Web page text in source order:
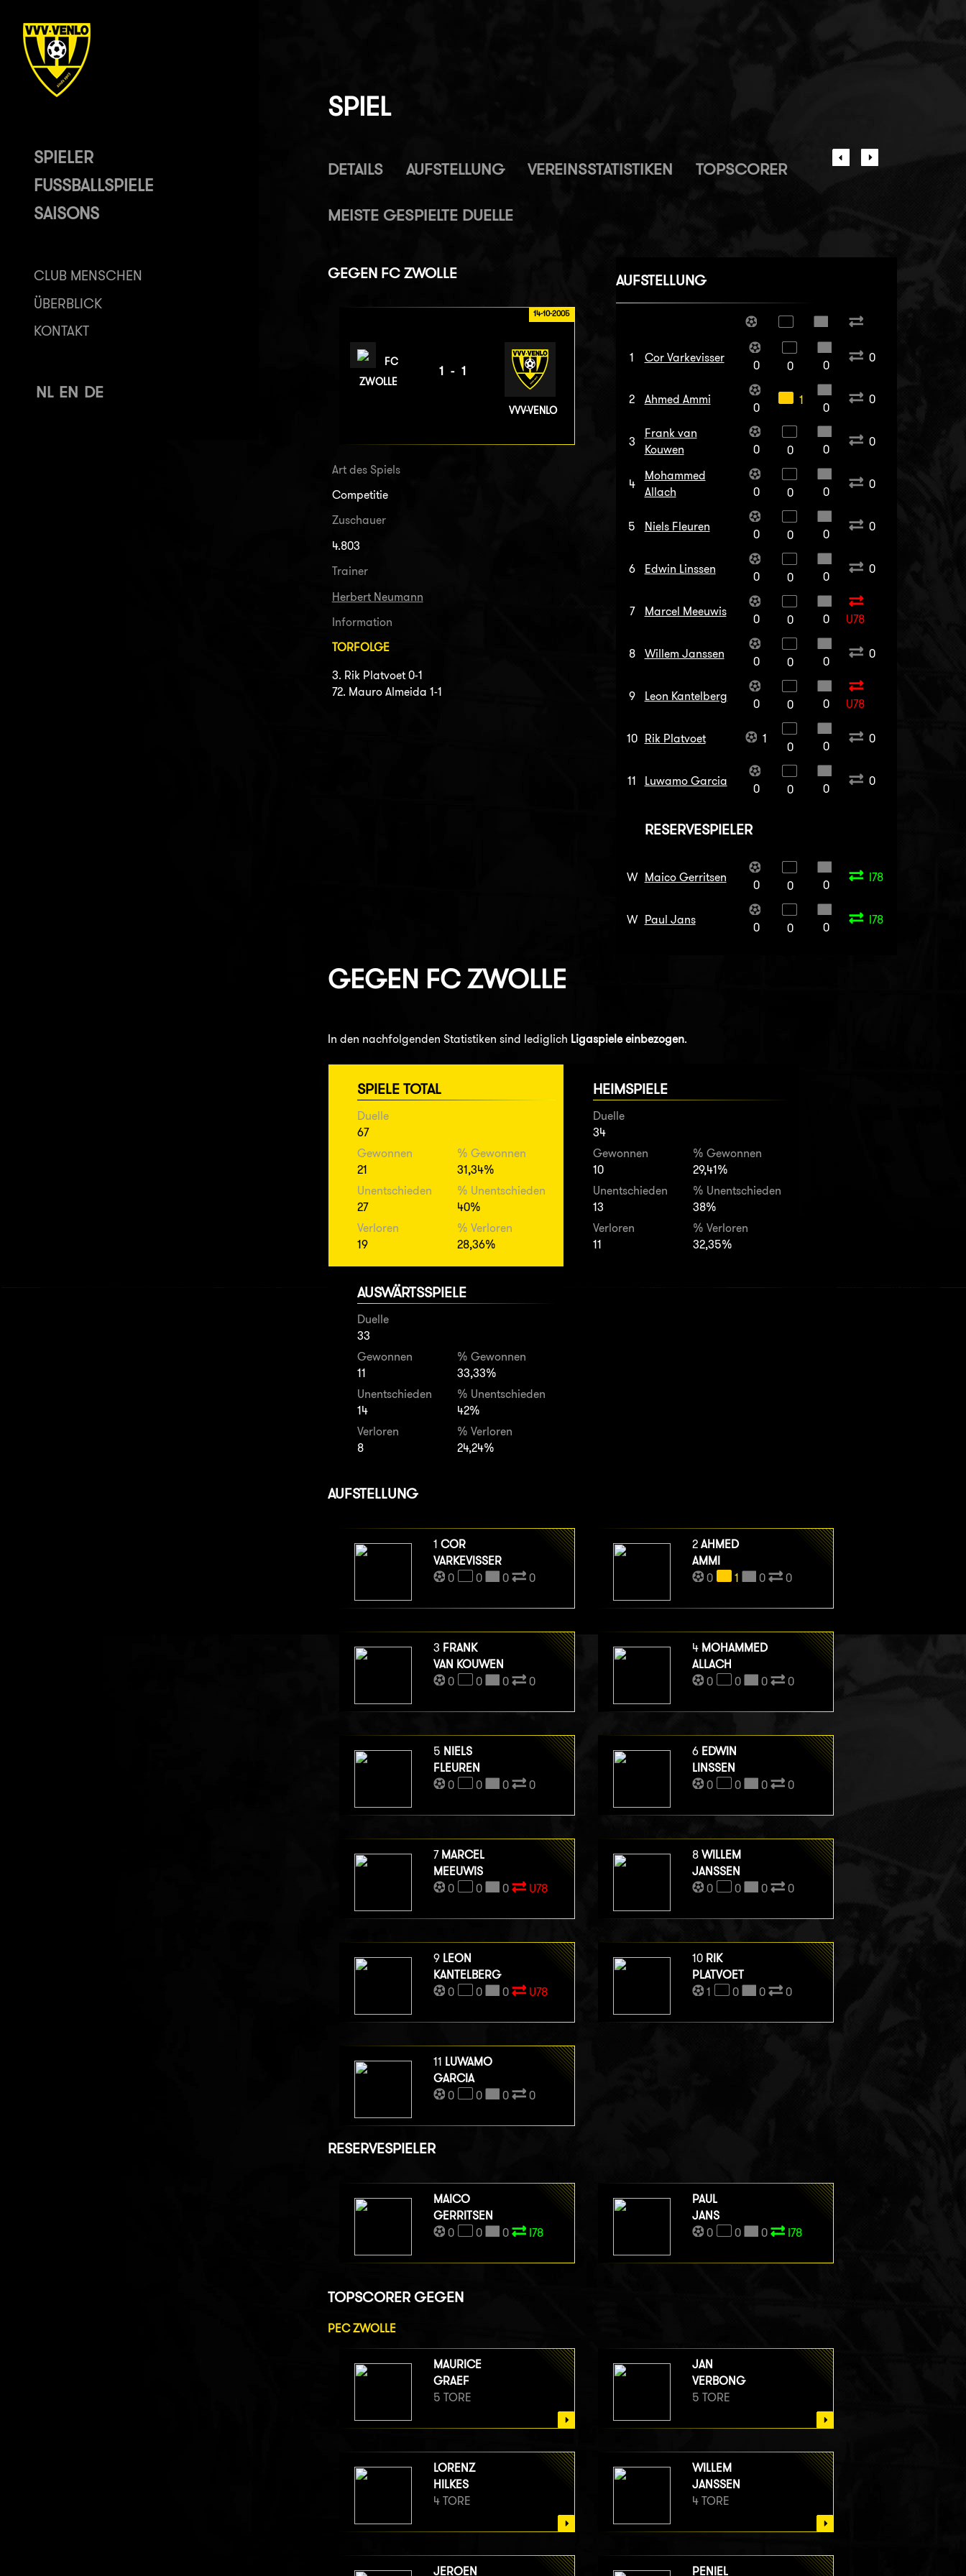
SPIELER
FUSSBALLSPIELE
SAISONS
CLUB MENSCHEN
ÜBERBLICK
KONTAKT
NL EN DE
SPIEL
DETAILS AUFSTELLUNG VEREINSSTATISTIKEN TOPSCORER
MEISTE GESPIELTE DUELLE
GEGEN FC ZWOLLE
14-10-2005
FC
ZWOLLE
1-1
VVV-VENLO
Art des Spiels
Competitie
Zuschauer
4.803
Trainer
Herbert Neumann
Information
TORFOLGE
3. Rik Platvoet 0-1
72. Mauro Almeida 1-1
AUFSTELLUNG
1 Cor Varkevisser
0 0 0
0
2 Ahmed Ammi
0
1
0
0
3
Frank van
Kouwen
0 0 0
0
4
Mohammed
Allach
0 0 0
0
5 Niels Fleuren
0 0 0
0
6 Edwin Linssen
0 0 0
0
7 Marcel Meeuwis
0 0 0 U78
8 Willem Janssen
0 0 0
0
9 Leon Kantelberg
0 0 0 U78
10 Rik Platvoet 1
0 0
0
11 Luwamo Garcia
0 0 0
0
RESERVESPIELER
W Maico Gerritsen
0 0 0
I78
W Paul Jans
0 0 0
I78
GEGEN FC ZWOLLE
In den nachfolgenden Statistiken sind lediglich Ligaspiele einbezogen.
SPIELE TOTAL
Duelle
67
Gewonnen
21
% Gewonnen
31,34%
Unentschieden
27
% Unentschieden
40%
Verloren
19
% Verloren
28,36%
HEIMSPIELE
Duelle
34
Gewonnen
10
% Gewonnen
29,41%
Unentschieden
13
% Unentschieden
38%
Verloren
11
% Verloren
32,35%
AUSWÄRTSSPIELE
Duelle
33
Gewonnen
11
% Gewonnen
33,33%
Unentschieden
14
% Unentschieden
42%
Verloren
8
% Verloren
24,24%
AUFSTELLUNG
1 COR
VARKEVISSER
0
0 0 0
2 AHMED
AMMI
0
1 0 0
3 FRANK
VAN KOUWEN
0
0 0 0
4 MOHAMMED
ALLACH
0
0 0 0
5 NIELS
FLEUREN
0
0 0 0
6 EDWIN
LINSSEN
0
0 0 0
7 MARCEL
MEEUWIS
0
0 0 U78
8 WILLEM
JANSSEN
0
0 0 0
9 LEON
KANTELBERG
0
0 0 U78
10 RIK
PLATVOET
1
0 0 0
11 LUWAMO
GARCIA
0
0 0 0
RESERVESPIELER
MAICO
GERRITSEN
0
0 0 I78
PAUL
JANS
0
0 0 I78
TOPSCORER GEGEN
PEC ZWOLLE
MAURICE
GRAEF
5 TORE
JAN
VERBONG
5 TORE
LORENZ
HILKES
4 TORE
WILLEM
JANSSEN
4 TORE
JEROEN PENIEL